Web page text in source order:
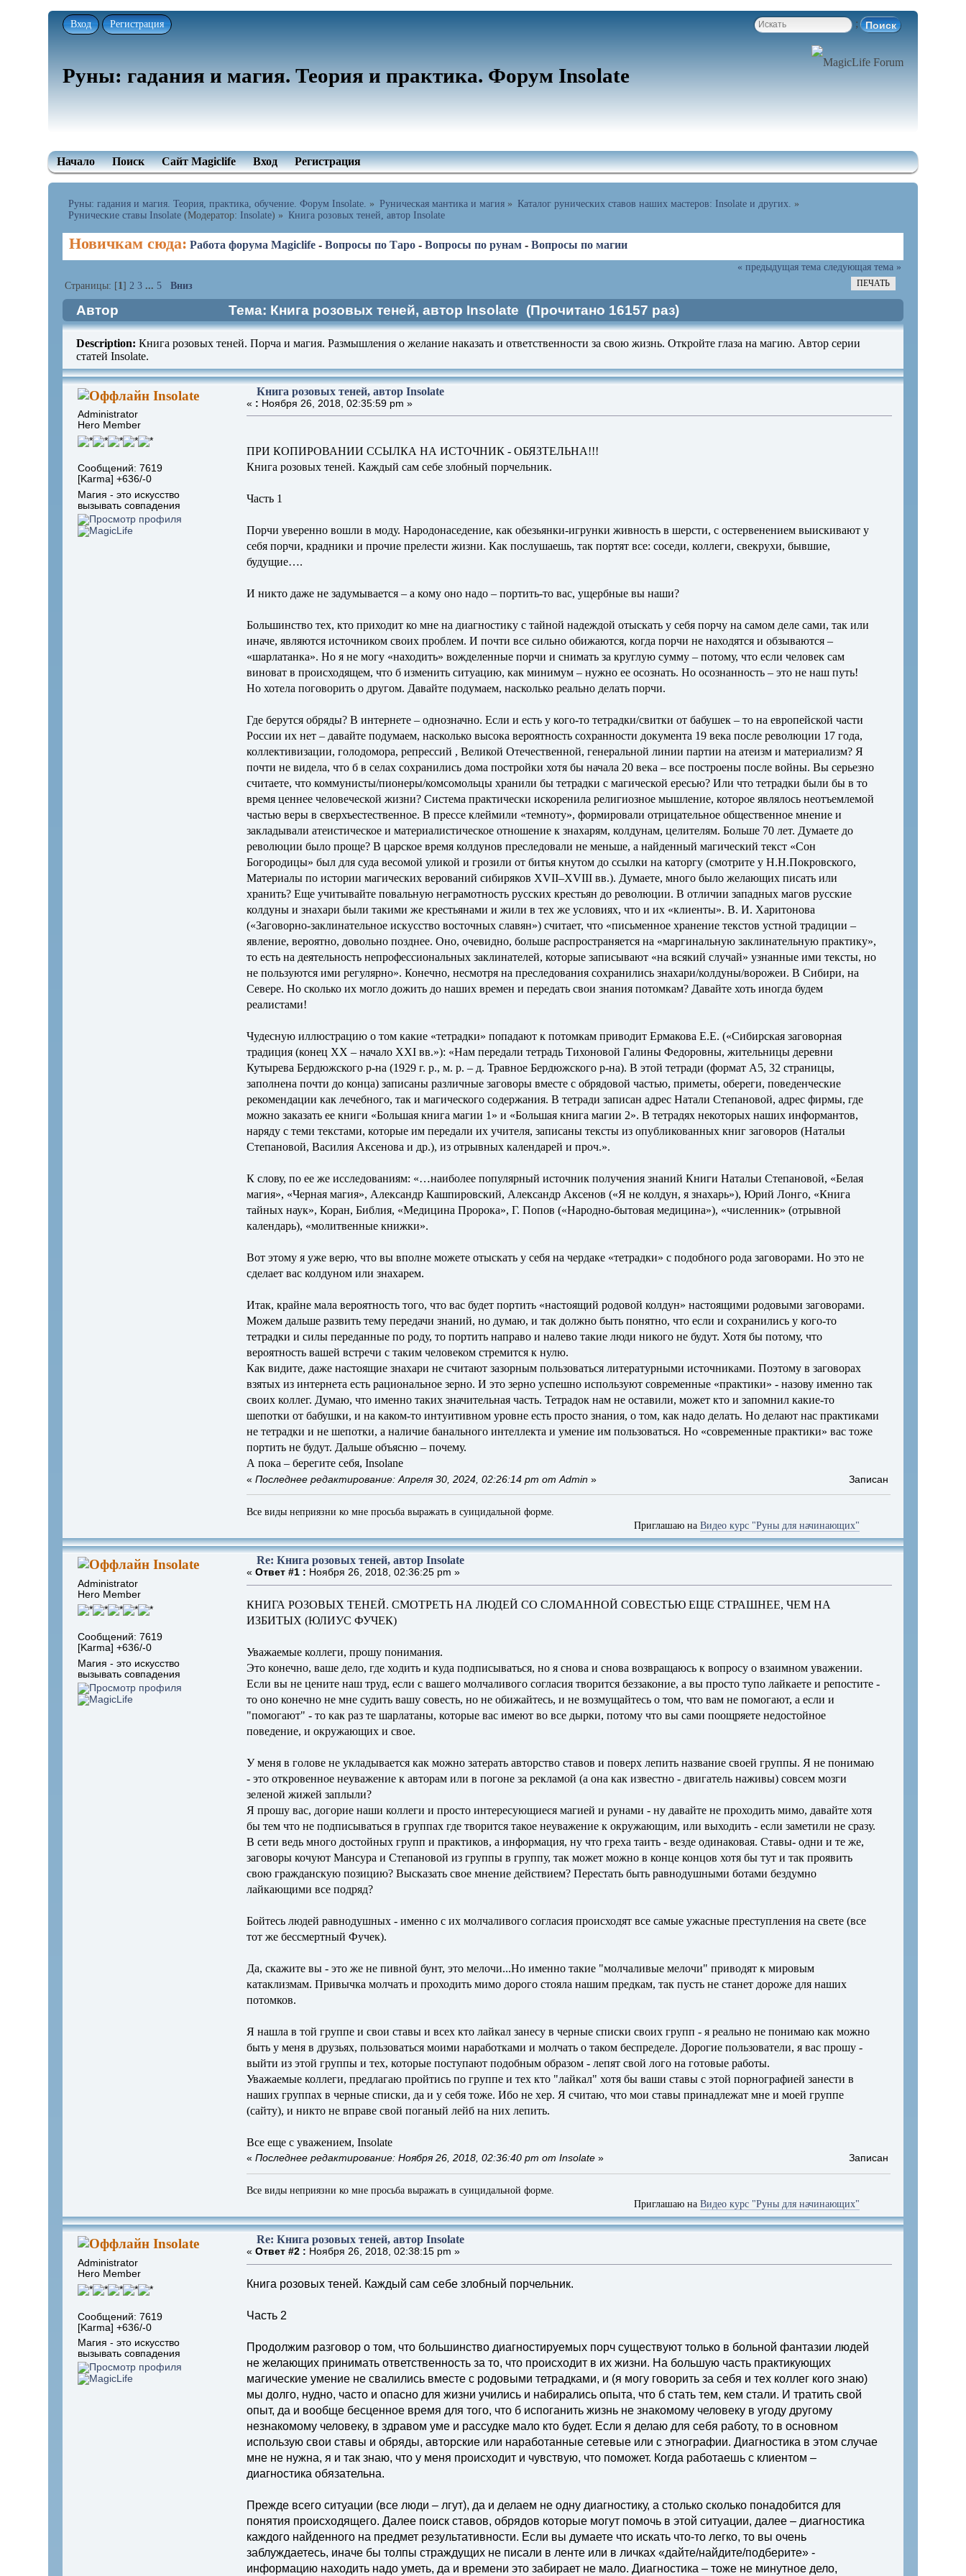
Вход Регистрация ;
Руны: гадания и магия. Теория и практика. Форум Insolate
Начало Поиск Сайт Magiclife Вход Регистрация
Руны: гадания и магия. Теория, практика, обучение. Форум Insolate. » Руническая мантика и магия » Каталог рунических ставов наших мастеров: Insolate и других. »
Рунические ставы Insolate (Модератор: Insolate) » Книга розовых теней, автор Insolate
Новичкам сюда: Работа форума Magiclife -Вопросы по Таро -Вопросы по рунам -Вопросы по магии
« предыдущая тема следующая тема »
ПЕЧАТЬ
Страницы: [1] 2 3 ... 5 Вниз
Автор Тема: Книга розовых теней, автор Insolate (Прочитано 16157 раз)
Description: Книга розовых теней. Порча и магия. Размышления о желание наказать и ответственности за свою жизнь. Откройте глаза на магию. Автор серии
статей Insolate.
Insolate
Administrator
Hero Member
Сообщений: 7619
[Karma] +636/-0
Магия - это искусство
вызывать совпадения
Книга розовых теней, автор Insolate
« : Ноября 26, 2018, 02:35:59 pm »
ПРИ КОПИРОВАНИИ ССЫЛКА НА ИСТОЧНИК - ОБЯЗТЕЛЬНА!!!
Книга розовых теней. Каждый сам себе злобный порчельник.
Часть 1
Порчи уверенно вошли в моду. Народонаседение, как обезьянки-игрунки живность в шерсти, с остервенением выискивают у
себя порчи, крадники и прочие прелести жизни. Как послушаешь, так портят все: соседи, коллеги, свекрухи, бывшие,
будущие….
И никто даже не задумывается – а кому оно надо – портить-то вас, ущербные вы наши?
Большинство тех, кто приходит ко мне на диагностику с тайной надеждой отыскать у себя порчу на самом деле сами, так или
иначе, являются источником своих проблем. И почти все сильно обижаются, когда порчи не находятся и обзываются –
«шарлатанка». Но я не могу «находить» вожделенные порчи и снимать за круглую сумму – потому, что если человек сам
виноват в происходящем, что б изменить ситуацию, как минимум – нужно ее осознать. Но осознанность – это не наш путь!
Но хотела поговорить о другом. Давайте подумаем, насколько реально делать порчи.
Где берутся обряды? В интернете – однозначно. Если и есть у кого-то тетрадки/свитки от бабушек – то на европейской части
России их нет – давайте подумаем, насколько высока вероятность сохранности документа 19 века после революции 17 года,
коллективизации, голодомора, репрессий , Великой Отечественной, генеральной линии партии на атеизм и материализм? Я
почти не видела, что б в селах сохранились дома постройки хотя бы начала 20 века – все построены после войны. Вы серьезно
считаете, что коммунисты/пионеры/комсомольцы хранили бы тетрадки с магической ересью? Или что тетрадки были бы в то
время ценнее человеческой жизни? Система практически искоренила религиозное мышление, которое являлось неотъемлемой
частью веры в сверхъестественное. В прессе клеймили «темноту», формировали отрицательное общественное мнение и
закладывали атеистическое и материалистическое отношение к знахарям, колдунам, целителям. Больше 70 лет. Думаете до
революции было проще? В царское время колдунов преследовали не меньше, а найденный магический текст «Сон
Богородицы» был для суда весомой уликой и грозили от битья кнутом до ссылки на каторгу (смотрите у Н.Н.Покровского,
Материалы по истории магических верований сибиряков XVII–XVIII вв.). Думаете, много было желающих писать или
хранить? Еще учитывайте повальную неграмотность русских крестьян до революции. В отличии западных магов русские
колдуны и знахари были такими же крестьянами и жили в тех же условиях, что и их «клиенты». В. И. Харитонова
(«Заговорно-заклинательное искусство восточных славян») считает, что «письменное хранение текстов устной традиции –
явление, вероятно, довольно позднее. Оно, очевидно, больше распространяется на «маргинальную заклинательную практику»,
то есть на деятельность непрофессиональных заклинателей, которые записывают «на всякий случай» узнанные ими тексты, но
не пользуются ими регулярно». Конечно, несмотря на преследования сохранились знахари/колдуны/ворожеи. В Сибири, на
Севере. Но сколько их могло дожить до наших времен и передать свои знания потомкам? Давайте хоть иногда будем
реалистами!
Чудесную иллюстрацию о том какие «тетрадки» попадают к потомкам приводит Ермакова Е.Е. («Сибирская заговорная
традиция (конец XX – начало XXI вв.»): «Нам передали тетрадь Тихоновой Галины Федоровны, жительницы деревни
Кутырева Бердюжского р-на (1929 г. р., м. р. – д. Травное Бердюжского р-на). В этой тетради (формат А5, 32 страницы,
заполнена почти до конца) записаны различные заговоры вместе с обрядовой частью, приметы, обереги, поведенческие
рекомендации как лечебного, так и магического содержания. В тетради записан адрес Натали Степановой, адрес фирмы, где
можно заказать ее книги «Большая книга магии 1» и «Большая книга магии 2». В тетрадях некоторых наших информантов,
наряду с теми текстами, которые им передали их учителя, записаны тексты из опубликованных книг заговоров (Натальи
Степановой, Василия Аксенова и др.), из отрывных календарей и проч.».
К слову, по ее же исследованиям: «…наиболее популярный источник получения знаний Книги Натальи Степановой, «Белая
магия», «Черная магия», Александр Кашпировский, Александр Аксенов («Я не колдун, я знахарь»), Юрий Лонго, «Книга
тайных наук», Коран, Библия, «Медицина Пророка», Г. Попов («Народно-бытовая медицина»), «численник» (отрывной
календарь), «молитвенные книжки».
Вот этому я уже верю, что вы вполне можете отыскать у себя на чердаке «тетрадки» с подобного рода заговорами. Но это не
сделает вас колдуном или знахарем.
Итак, крайне мала вероятность того, что вас будет портить «настоящий родовой колдун» настоящими родовыми заговорами.
Можем дальше развить тему передачи знаний, но думаю, и так должно быть понятно, что если и сохранились у кого-то
тетрадки и силы переданные по роду, то портить направо и налево такие люди никого не будут. Хотя бы потому, что
вероятность вашей встречи с таким человеком стремится к нулю.
Как видите, даже настоящие знахари не считают зазорным пользоваться литературными источниками. Поэтому в заговорах
взятых из интернета есть рациональное зерно. И это зерно успешно используют современные «практики» - назову именно так
своих коллег. Думаю, что именно таких значительная часть. Тетрадок нам не оставили, может кто и запомнил какие-то
шепотки от бабушки, и на каком-то интуитивном уровне есть просто знания, о том, как надо делать. Но делают нас практиками
не тетрадки и не шепотки, а наличие банального интеллекта и умение им пользоваться. Но «современные практики» вас тоже
портить не будут. Дальше объясню – почему.
А пока – берегите себя, Insolane
«Последнее редактирование: Апреля 30, 2024, 02:26:14 pm от Admin » Записан
Все виды неприязни ко мне просьба выражать в суицидальной форме.
Приглашаю наВидео курс "Руны для начинающих"
Insolate
Administrator
Hero Member
Сообщений: 7619
[Karma] +636/-0
Магия - это искусство
вызывать совпадения
Re: Книга розовых теней, автор Insolate
«Ответ #1 : Ноября 26, 2018, 02:36:25 pm »
КНИГА РОЗОВЫХ ТЕНЕЙ. СМОТРЕТЬ НА ЛЮДЕЙ СО СЛОМАННОЙ СОВЕСТЬЮ ЕЩЕ СТРАШНЕЕ, ЧЕМ НА
ИЗБИТЫХ (ЮЛИУС ФУЧЕК)
Уважаемые коллеги, прошу понимания.
Это конечно, ваше дело, где ходить и куда подписываться, но я снова и снова возвращаюсь к вопросу о взаимном уважении.
Если вы не цените наш труд, если с вашего молчаливого согласия творится беззаконие, а вы просто тупо лайкаете и репостите -
то оно конечно не мне судить вашу совесть, но не обижайтесь, и не возмущайтесь о том, что вам не помогают, а если и
"помогают" - то как раз те шарлатаны, которые вас имеют во все дырки, потому что вы сами поощряете недостойное
поведение, и окружающих и свое.
У меня в голове не укладывается как можно затерать авторство ставов и поверх лепить название своей группы. Я не понимаю
- это откровенное неуважение к авторам или в погоне за рекламой (а она как известно - двигатель наживы) совсем мозги
зеленой жижей заплыли?
Я прошу вас, догорие наши коллеги и просто интересующиеся магией и рунами - ну давайте не проходить мимо, давайте хотя
бы тем что не подписываться в группах где творится такое неуважение к окружающим, или выходить - если заметили не сразу.
В сети ведь много достойных групп и практиков, а информация, ну что греха таить - везде одинаковая. Ставы- одни и те же,
заговоры кочуют Мансура и Степановой из группы в группу, так может можно в конце концов хотя бы тут и так проявить
свою гражданскую позицию? Высказать свое мнение действием? Перестать быть равнодушными ботами бездумно
лайкающими все подряд?
Бойтесь людей равнодушных - именно с их молчаливого согласия происходят все самые ужасные преступления на свете (все
тот же бессмертный Фучек).
Да, скажите вы - это же не пивной бунт, это мелочи...Но именно такие "молчаливые мелочи" приводят к мировым
катаклизмам. Привычка молчать и проходить мимо дорого стояла нашим предкам, так пусть не станет дороже для наших
потомков.
Я нашла в той группе и свои ставы и всех кто лайкал занесу в черные списки своих групп - я реально не понимаю как можно
быть у меня в друзьях, пользоваться моими наработками и молчать о таком беспределе. Дорогие пользователи, я вас прошу -
выйти из этой группы и тех, которые поступают подобным образом - лепят свой лого на готовые работы.
Уважаемые коллеги, предлагаю пройтись по группе и тех кто "лайкал" хотя бы ваши ставы с этой порнографией занести в
наших группах в черные списки, да и у себя тоже. Ибо не хер. Я считаю, что мои ставы принадлежат мне и моей группе
(сайту), и никто не вправе свой поганый лейб на них лепить.
Все еще с уважением, Insolate
«Последнее редактирование: Ноября 26, 2018, 02:36:40 pm от Insolate » Записан
Все виды неприязни ко мне просьба выражать в суицидальной форме.
Приглашаю наВидео курс "Руны для начинающих"
Insolate
Administrator
Hero Member
Сообщений: 7619
[Karma] +636/-0
Магия - это искусство
вызывать совпадения
Re: Книга розовых теней, автор Insolate
«Ответ #2 : Ноября 26, 2018, 02:38:15 pm »
Книга розовых теней. Каждый сам себе злобный порчельник.
Часть 2
Продолжим разговор о том, что большинство диагностируемых порч существуют только в больной фантазии людей
не желающих принимать ответственность за то, что происходит в их жизни. На большую часть практикующих
магические умение не свалились вместе с родовыми тетрадками, и (я могу говорить за себя и тех коллег кого знаю)
мы долго, нудно, часто и опасно для жизни учились и набирались опыта, что б стать тем, кем стали. И тратить свой
опыт, да и вообще бесценное время для того, что б испоганить жизнь не знакомому человеку в угоду другому
незнакомому человеку, в здравом уме и рассудке мало кто будет. Если я делаю для себя работу, то в основном
использую свои ставы и обряды, авторские или наработанные сетевые или с этнографии. Диагностика в этом случае
мне не нужна, я и так знаю, что у меня происходит и чувствую, что поможет. Когда работаешь с клиентом –
диагностика обязательна.
Прежде всего ситуации (все люди – лгут), да и делаем не одну диагностику, а столько сколько понадобится для
понятия происходящего. Далее поиск ставов, обрядов которые могут помочь в этой ситуации, далее – диагностика
каждого найденного на предмет результативности. Если вы думаете что искать что-то легко, то вы очень
заблуждаетесь, иначе бы толпы страждущих не писали в ленте или в личках «дайте/найдите/подберите» -
информацию находить надо уметь, да и времени это забирает не мало. Диагностика – тоже не минутное дело,